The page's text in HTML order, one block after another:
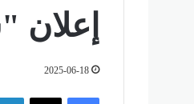
إعلان
2025-06-18
فيسبوك ‫X